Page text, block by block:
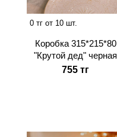
0 тг от 10 шт.
Коробка 315*215*80
"Крутой дед" черная
755 тг